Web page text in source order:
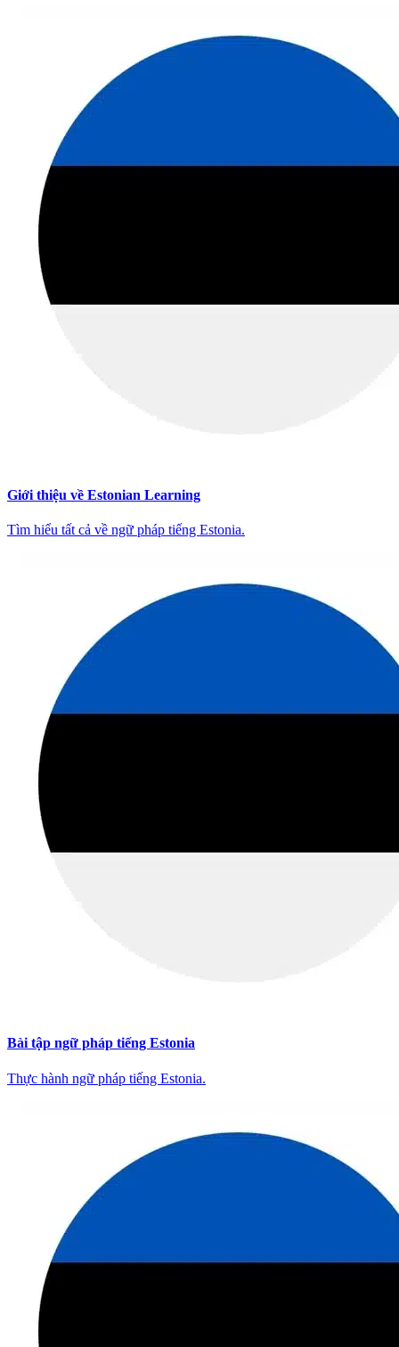
Giới thiệu về Estonian Learning
Tìm hiểu tất cả về ngữ pháp tiếng Estonia.
Bài tập ngữ pháp tiếng Estonia
Thực hành ngữ pháp tiếng Estonia.